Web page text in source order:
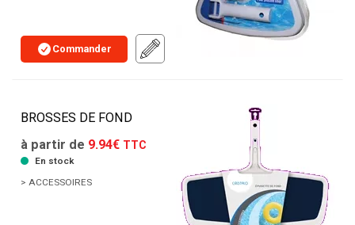
Commander
BROSSES DE FOND
à partir de 9.94€ TTC
En stock
> ACCESSOIRES